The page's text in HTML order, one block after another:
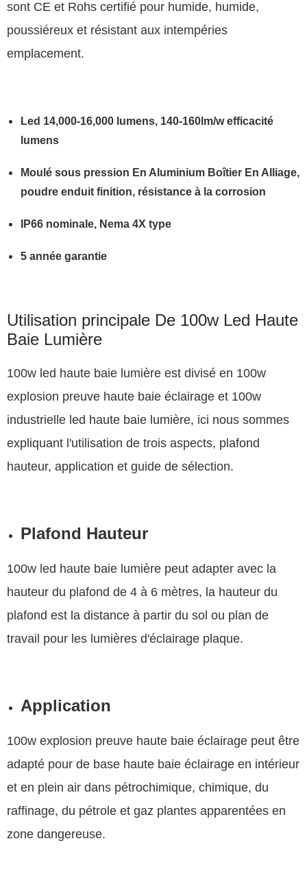
sont CE et Rohs certifié pour humide, humide,
poussiéreux et résistant aux intempéries
emplacement.
Led 14,000-16,000 lumens, 140-160lm/w efficacité
lumens
Moulé sous pression En Aluminium Boîtier En Alliage,
poudre enduit finition, résistance à la corrosion
IP66 nominale, Nema 4X type
5 année garantie
Utilisation principale De 100w Led Haute
Baie Lumière
100w led haute baie lumière est divisé en 100w
explosion preuve haute baie éclairage et 100w
industrielle led haute baie lumière, ici nous sommes
expliquant l'utilisation de trois aspects, plafond
hauteur, application et guide de sélection.
Plafond Hauteur
100w led haute baie lumière peut adapter avec la
hauteur du plafond de 4 à 6 mètres, la hauteur du
plafond est la distance à partir du sol ou plan de
travail pour les lumières d'éclairage plaque.
Application
100w explosion preuve haute baie éclairage peut être
adapté pour de base haute baie éclairage en intérieur
et en plein air dans pétrochimique, chimique, du
raffinage, du pétrole et gaz plantes apparentées en
zone dangereuse.